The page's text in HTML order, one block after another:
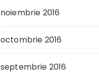
noiembrie 2016
octombrie 2016
septembrie 2016